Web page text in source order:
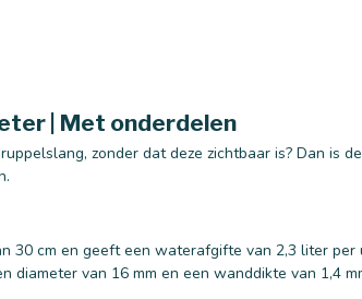
| Met onderdelen
zonder dat deze zichtbaar is? Dan is de
30 cm en geeft een waterafgifte van 2,3 liter per
diameter van 16 mm en een wanddikte van 1,4